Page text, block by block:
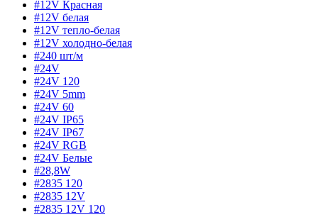
#12V Красная
#12V белая
#12V тепло-белая
#12V холодно-белая
#240 шт/м
#24V
#24V 120
#24V 5mm
#24V 60
#24V IP65
#24V IP67
#24V RGB
#24V Белые
#28,8W
#2835 120
#2835 12V
#2835 12V 120